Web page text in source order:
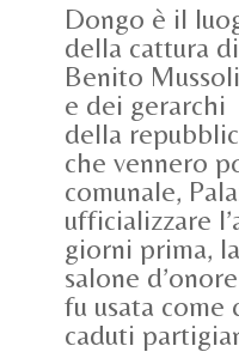
Dongo è il
della cattura di
Benito
e dei gerarchi
della
che vennero
comunale,
ufficializzare
giorni prima,
salone
fu usata come
caduti